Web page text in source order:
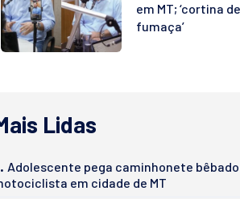
em MT; ‘cortina de
fumaça’
Lidas
Adolescente pega caminhonete
em cidade de MT